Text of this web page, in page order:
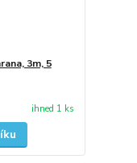
3m, 5
ihned 1 ks